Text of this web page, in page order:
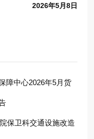
2026年5月 8日
障中心2026年5月货
保卫科交通设施改造